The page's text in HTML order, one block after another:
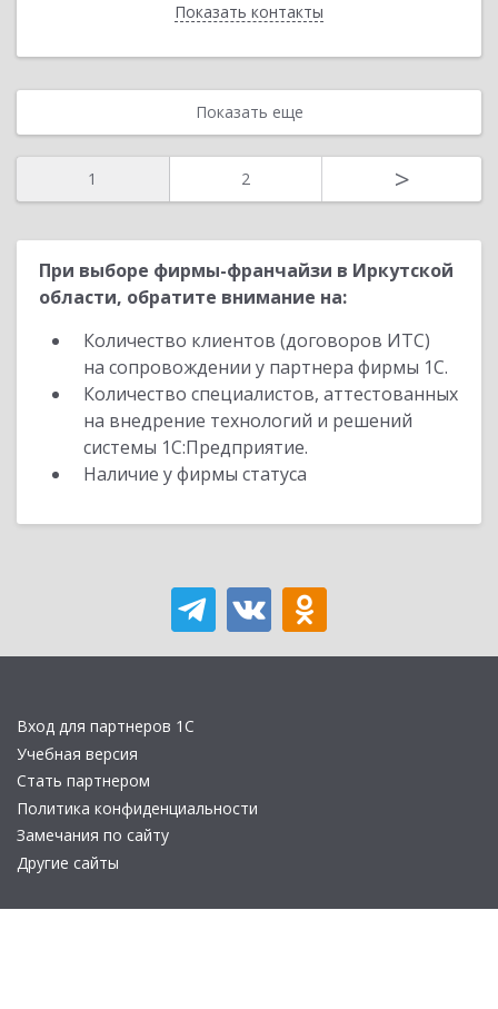
Показать контакты
Назад
Показать еще
1 2 >
При выборе фирмы-франчайзи в Иркутской
области, обратите внимание на:
Количество клиентов (договоров ИТС)
на сопровождении у партнера фирмы 1С.
Количество специалистов, аттестованных
на внедрение технологий и решений
системы 1С:Предприятие.
Наличие у фирмы статуса
Вход для партнеров 1С
Учебная версия
Стать партнером
Политика конфиденциальности
Замечания по сайту
Другие сайты